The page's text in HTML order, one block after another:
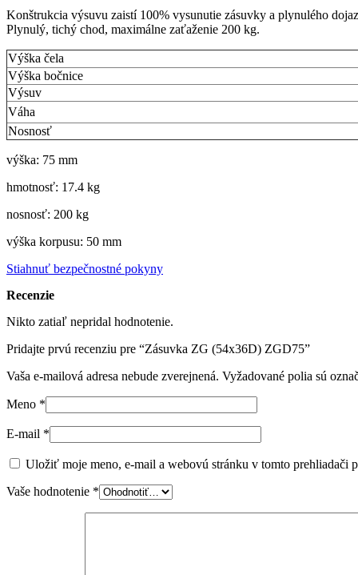
Konštrukcia výsuvu zaistí 100% vysunutie zásuvky a plynulého
Plynulý, tichý chod, maximálne zaťaženie 200 kg.
Výška čela
Výška bočnice
Výsuv
Váha
Nosnosť
výška: 75 mm
hmotnosť: 17.4 kg
nosnosť: 200 kg
výška korpusu: 50 mm
Stiahnuť bezpečnostné pokyny
Recenzie
Nikto zatiaľ nepridal hodnotenie.
Pridajte prvú recenziu pre “Zásuvka ZG (54x36D) ZGD75”
Vaša e-mailová adresa nebude zverejnená. Vyžadované polia sú
Meno *
E-mail *
Uložiť moje meno, e-mail a webovú stránku v tomto prehliadači
Vaše hodnotenie *